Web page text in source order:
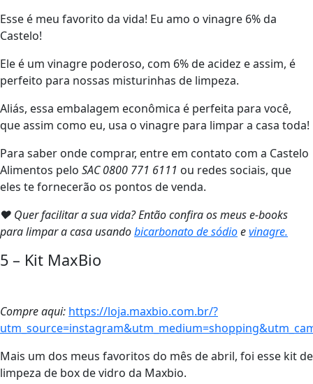
Esse é meu favorito da vida! Eu amo o vinagre 6% da
Castelo!
Ele é um vinagre poderoso, com 6% de acidez e assim, é
perfeito para nossas misturinhas de limpeza.
Aliás, essa embalagem econômica é perfeita para você,
que assim como eu, usa o vinagre para limpar a casa toda!
Para saber onde comprar, entre em contato com a Castelo
Alimentos pelo SAC 0800 771 6111 ou redes sociais, que
eles te fornecerão os pontos de venda.
❤ Quer facilitar a sua vida? Então confira os meus e-books
para limpar a casa usandobicarbonato de sódioevinagre.
5 – Kit MaxBio
Compre aqui: https://loja.maxbio.com.br/?
Mais um dos meus favoritos do mês de abril, foi esse kit de
limpeza de box de vidro da Maxbio.